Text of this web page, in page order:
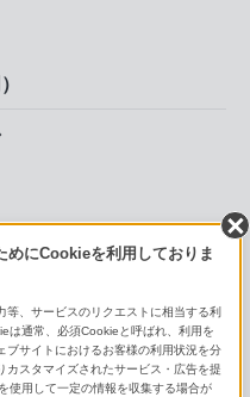
ト用）
めにCookieを利用しておりま
、サービスのリクエストに相当する利
は通常、必須Cookieと呼ばれ、利用を
ブサイトにおけるお客様の利用状況を分
スタマイズされたサービス・広告を提
使用して一定の情報を収集する場合が